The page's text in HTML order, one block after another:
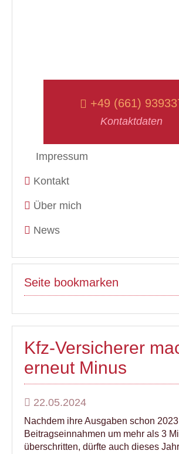
+49 (661)
Kontaktdaten
Impressum
Kontakt
Über mich
News
Seite bookmarken
Kfz-Versicherer
erneut Minus
22.05.2024
Nachdem ihre Ausgaben schon
Beitragseinnahmen um mehr als 3
überschritten, dürfte auch dieses